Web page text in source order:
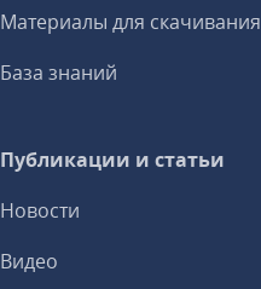
Материалы для скачивания
База знаний
Публикации и статьи
Новости
Видео